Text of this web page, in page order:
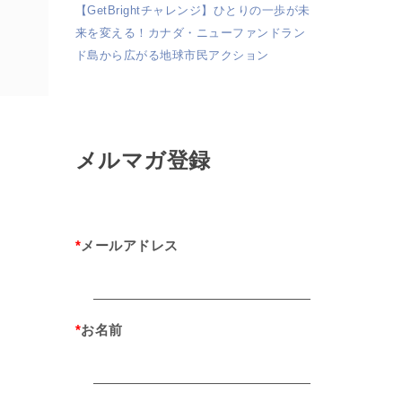
【GetBrightチャレンジ】ひとりの一歩が未
来を変える！カナダ・ニューファンドラン
ド島から広がる地球市民アクション
メルマガ登録
*メールアドレス
*お名前